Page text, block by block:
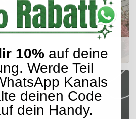
Sitzkissen
10% auf deine
Werde Teil
Kanals
deinen Code
dein Handy.